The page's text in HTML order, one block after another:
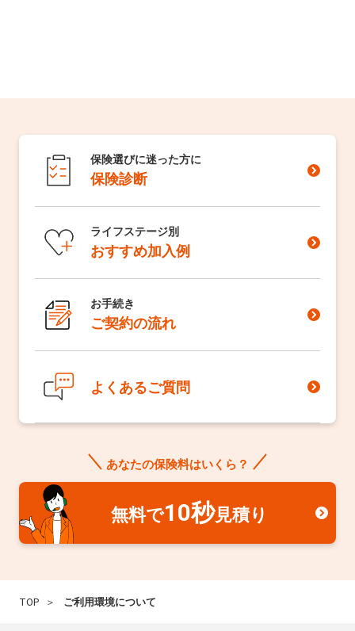
保険選びに迷った方に
保険診断
ライフステージ別
おすすめ加入例
お手続き
ご契約の流れ
よくあるご質問
あなたの保険料はいくら？
無料で10秒見積り
TOP ご利用環境について